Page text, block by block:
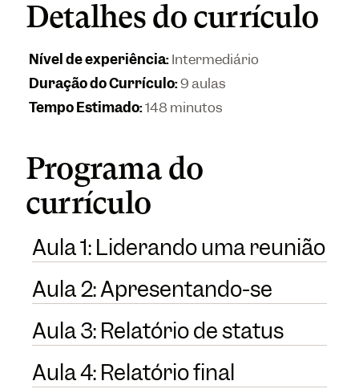
Detalhes do currículo
Nível de experiência:Intermediário
Duração do Currículo:9 aulas
Tempo Estimado:148 minutos
Programa do
currículo
Aula 1: Liderando uma reunião
Aula 2: Apresentando-se
Aula 3: Relatório de status
Aula 4: Relatório final